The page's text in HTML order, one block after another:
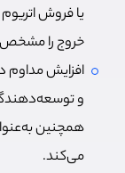
یا فروش
خروج را
افزایش مداوم
و
همچنین
می‌کند.